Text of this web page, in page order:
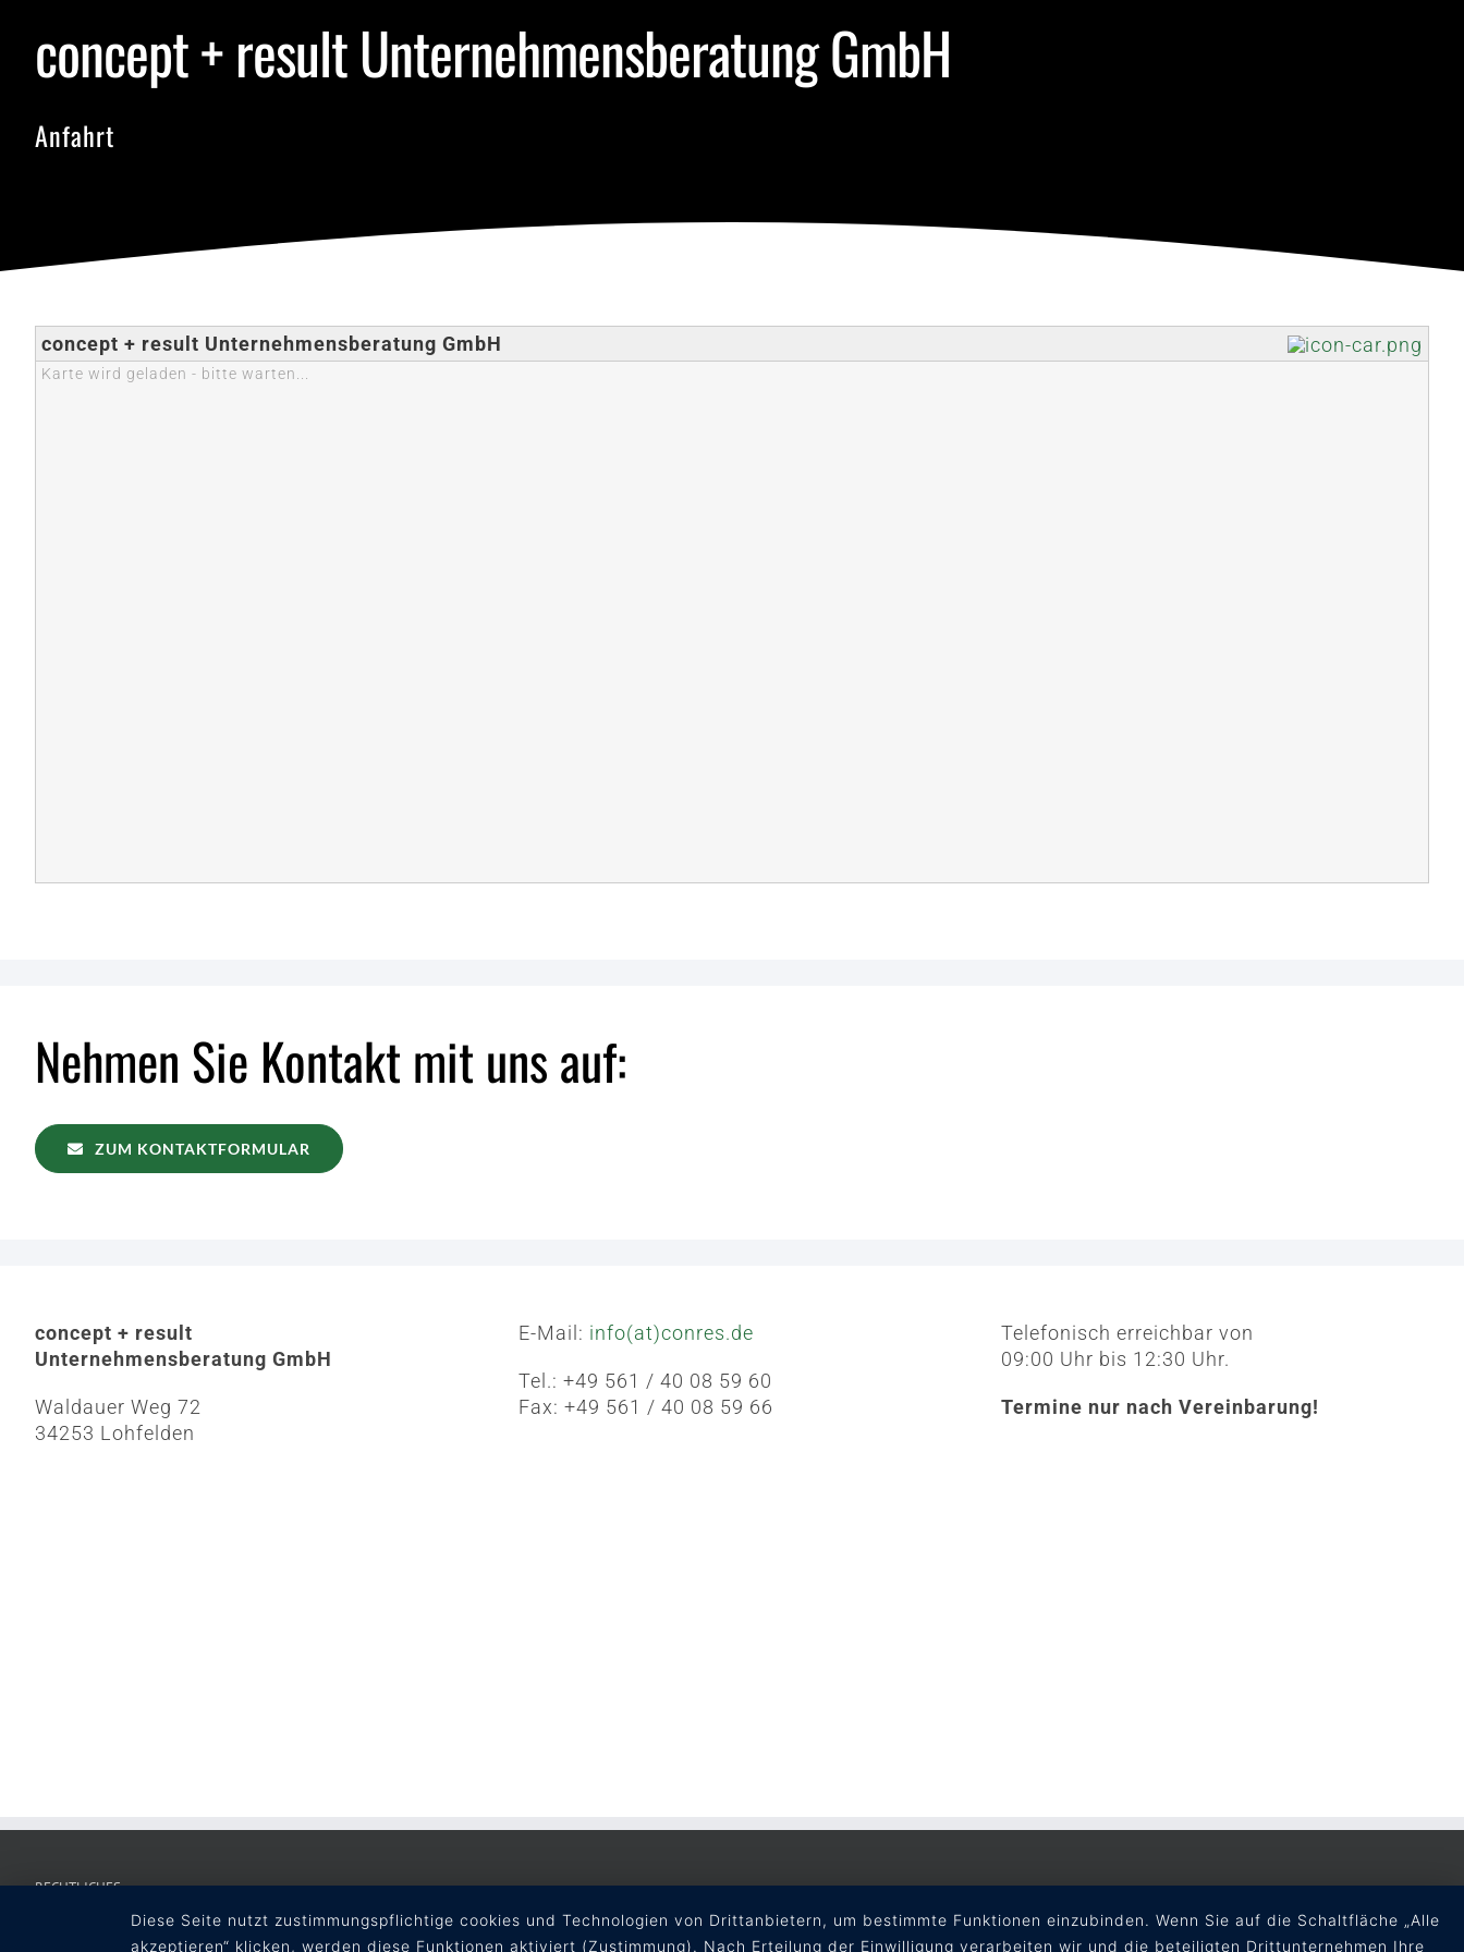
concept + result Unternehmensberatung GmbH
Anfahrt
concept + result Unternehmensberatung GmbH
Karte wird geladen - bitte warten...
Nehmen Sie Kontakt mit uns auf:
ZUM KONTAKTFORMULAR
concept + result
Unternehmensberatung GmbH
Waldauer Weg 72
34253 Lohfelden
E-Mail: info(at)conres.de
Tel.: +49 561 / 40 08 59 60
Fax: +49 561 / 40 08 59 66
Telefonisch erreichbar von
09:00 Uhr bis 12:30 Uhr.
Termine nur nach Vereinbarung!
RECHTLICHES
Diese Seite nutzt zustimmungspflichtige cookies und Technologien von Drittanbietern, um bestimmte Funktionen einzubinden. Wenn Sie auf die Schaltfläche „Alle
akzeptieren“ klicken, werden diese Funktionen aktiviert (Zustimmung). Nach Erteilung der Einwilligung verarbeiten wir und die beteiligten Drittunternehmen Ihre